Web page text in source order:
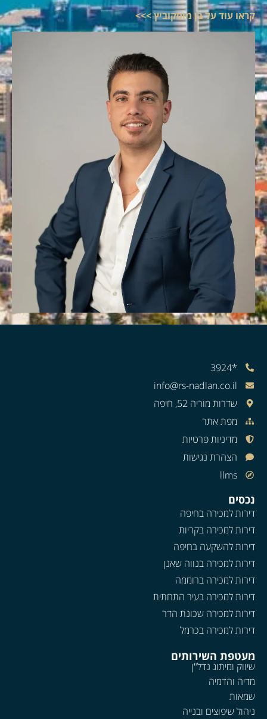
קראו עוד על בן מוסקוביץ >>>
*3924
info@rs-nadlan.co.il
שדרות מוריה 52, חיפה
מפת אתר
מדיניות פרטיות
הצהרת נגישות
llms
נכסים
דירות למכירה בחיפה
דירות למכירה בקריות
דירות להשקעה בחיפה
דירות למכירה בנווה שאנן
דירות למכירה ברוממה
דירות למכירה בעיר התחתית
דירות למכירה שכונת הדר
דירות למכירה בכרמל
מעטפת השירותים
שיווק ומיתוג נדל"ן
מדיה והדמיה
שמאות
ניהול שיפוצים ובנייה